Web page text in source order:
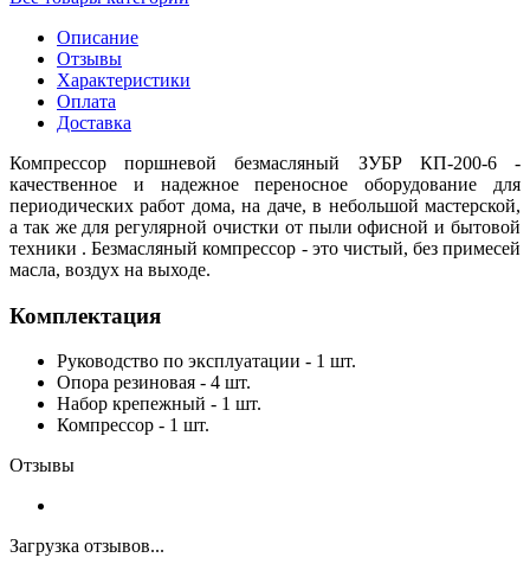
Описание
Отзывы
Характеристики
Оплата
Доставка
Компрессор поршневой безмасляный ЗУБР КП-200-6 -
качественное и надежное переносное оборудование для
периодических работ дома, на даче, в небольшой мастерской,
а так же для регулярной очистки от пыли офисной и бытовой
техники . Безмасляный компрессор - это чистый, без примесей
масла, воздух на выходе.
Комплектация
Руководство по эксплуатации - 1 шт.
Опора резиновая - 4 шт.
Набор крепежный - 1 шт.
Компрессор - 1 шт.
Отзывы
Загрузка отзывов...